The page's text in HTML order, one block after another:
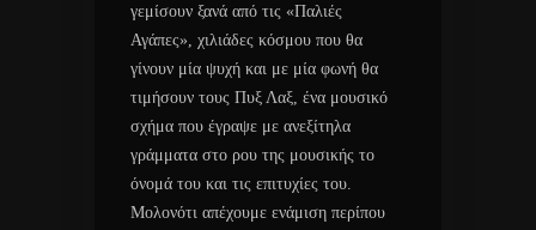
γεμίσουν ξανά από τις «Παλιές
Αγάπες», χιλιάδες κόσμου που θα
γίνουν μία ψυχή και με μία φωνή θα
τιμήσουν τους Πυξ Λαξ, ένα μουσικό
σχήμα που έγραψε με ανεξίτηλα
γράμματα στο ρου της μουσικής το
όνομά του και τις επιτυχίες του.
Μολονότι απέχουμε ενάμιση περίπου